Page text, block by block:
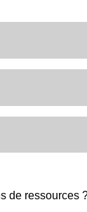
de ressources